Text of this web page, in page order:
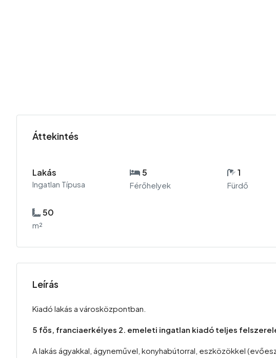
Áttekintés
Lakás
Ingatlan Típusa
5
Férőhelyek
1
Fürdő
50
m²
Leírás
Kiadó lakás a városközpontban.
5 fős, franciaerkélyes 2. emeleti ingatlan kiadó teljes
A lakás ágyakkal, ágyneművel, konyhabútorral, eszközökkel